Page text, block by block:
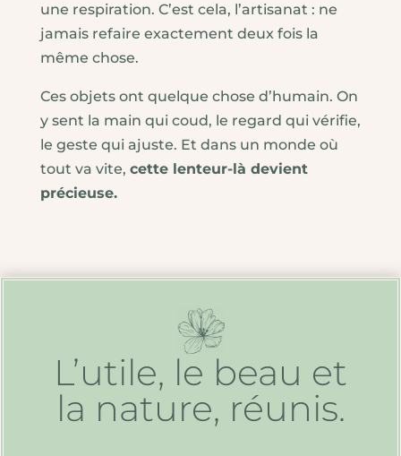
une respiration. C’est cela, l’artisanat : ne
jamais refaire exactement deux fois la
même chose.
Ces objets ont quelque chose d’humain. On
y sent la main qui coud, le regard qui vérifie,
le geste qui ajuste. Et dans un monde où
tout va vite, cette lenteur-là devient
précieuse.
L’utile, le beau et
la nature, réunis.